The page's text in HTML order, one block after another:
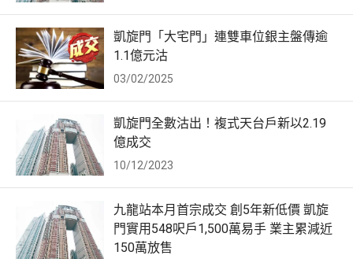
凱旋門「大宅門」連雙車位銀主盤傳逾
1.1億元沽
03/02/2025
凱旋門全數沽出！複式天台戶新以2.19
億成交
10/12/2023
九龍站本月首宗成交 創5年新低價 凱旋
門實用548呎戶1,500萬易手 業主累減近
150萬放售